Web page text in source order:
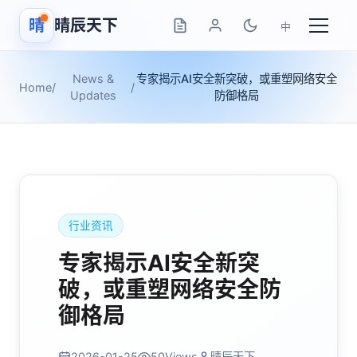
晴 晴辰天下 中
Home/
News &
Updates
/
专家揭示AI安全新突破，或重塑网络安全
防御格局
行业资讯
专家揭示AI安全新突
破，或重塑网络安全防
御格局